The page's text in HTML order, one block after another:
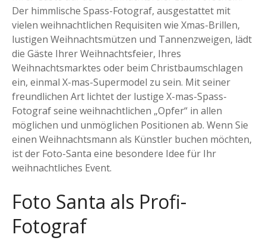
Der himmlische Spass-Fotograf, ausgestattet mit
vielen weihnachtlichen Requisiten wie Xmas-Brillen,
lustigen Weihnachtsmützen und Tannenzweigen, lädt
die Gäste Ihrer Weihnachtsfeier, Ihres
Weihnachtsmarktes oder beim Christbaumschlagen
ein, einmal X-mas-Supermodel zu sein. Mit seiner
freundlichen Art lichtet der lustige X-mas-Spass-
Fotograf seine weihnachtlichen „Opfer“ in allen
möglichen und unmöglichen Positionen ab. Wenn Sie
einen Weihnachtsmann als Künstler buchen möchten,
ist der Foto-Santa eine besondere Idee für Ihr
weihnachtliches Event.
Foto Santa als Profi-
Fotograf